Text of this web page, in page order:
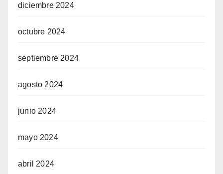
diciembre 2024
octubre 2024
septiembre 2024
agosto 2024
junio 2024
mayo 2024
abril 2024